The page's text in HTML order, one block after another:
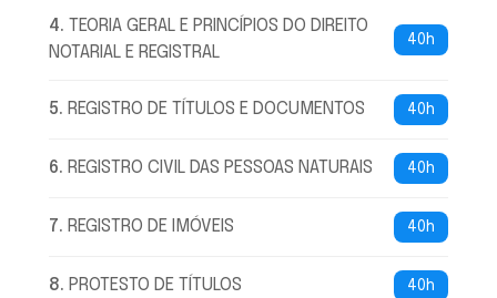
4. TEORIA GERAL E PRINCÍPIOS DO DIREITO
NOTARIAL E REGISTRAL
40h
5. REGISTRO DE TÍTULOS E DOCUMENTOS 40h
6. REGISTRO CIVIL DAS PESSOAS NATURAIS 40h
7. REGISTRO DE IMÓVEIS 40h
8. PROTESTO DE TÍTULOS 40h